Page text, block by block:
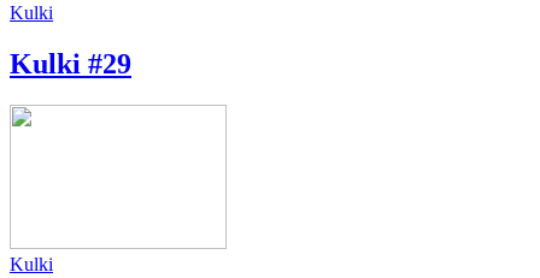
Kulki
Kulki #29
Kulki